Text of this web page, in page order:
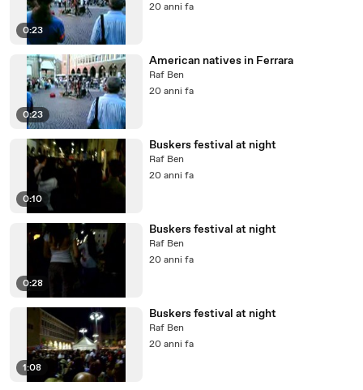
0:23
20 anni fa
0:23
American natives in Ferrara
Raf Ben
20 anni fa
0:10
Buskers festival at night
Raf Ben
20 anni fa
0:28
Buskers festival at night
Raf Ben
20 anni fa
1:08
Buskers festival at night
Raf Ben
20 anni fa